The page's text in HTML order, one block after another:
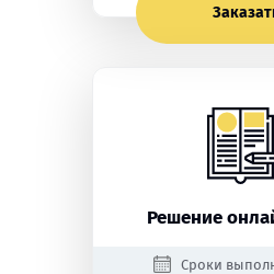
Решение
Сроки